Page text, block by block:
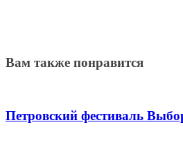
Вам также понравится
Петровский фестиваль